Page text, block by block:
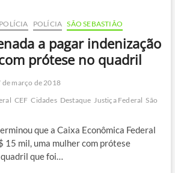
POLÍCIA POLÍCIA SÃO SEBASTIÃO
a pagar indenização
prótese no quadril
de março de 2018
CEF Cidades Destaque Justiça Federal São
que a Caixa Econômica Federal
15 mil, uma mulher com prótese
que foi…